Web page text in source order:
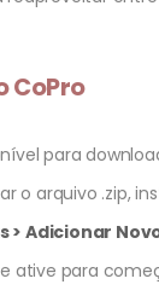
CoPro
para
o arquivo .zip,
> Adicionar
ative para